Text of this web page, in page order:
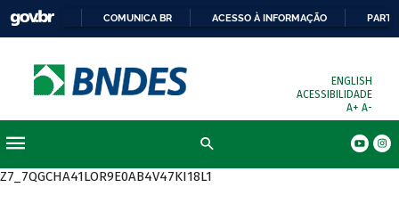
COMUNICA BR ACESSO À INFORMAÇÃO
ENGLISH
ACESSIBILIDADE
A+ A-
Z7_7QGCHA41LOR9E0AB4V47KI18L1